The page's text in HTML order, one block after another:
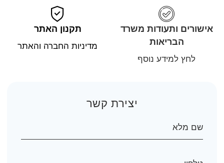
אישורים ותעודות משרד
הבריאות
לחץ למידע נוסף
תקנון האתר
מדיניות החברה והאתר
יצירת קשר